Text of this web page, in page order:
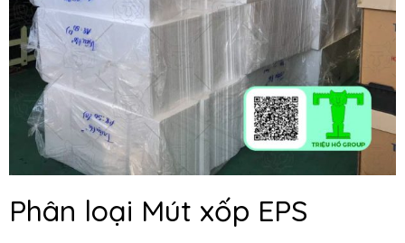
Phân loại Mút xốp EPS